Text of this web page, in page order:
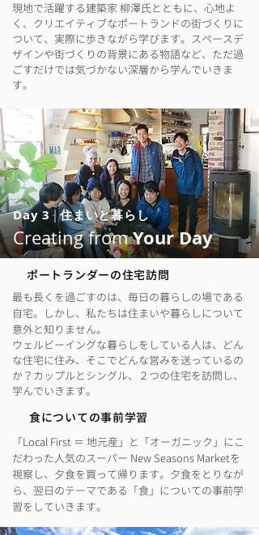
現地で活躍する建築家 柳澤氏とともに、心地よ
く、クリエイティブなポートランドの街づくりに
ついて、実際に歩きながら学びます。スペースデ
ザインや街づくりの背景にある物語など、ただ過
ごすだけでは気づかない深層から学んでいきま
す。
Day 3| 住まいと暮らし
Creating fromYour Day
ポートランダーの住宅訪問
最も長くを過ごすのは、毎日の暮らしの場である
自宅。しかし、私たちは住まいや暮らしについて
意外と知りません。
ウェルビーイングな暮らしをしている人は、どん
な住宅に住み、そこでどんな営みを送っているの
か？カップルとシングル、２つの住宅を訪問し、
学んでいきます。
食についての事前学習
「Local First ＝ 地元産」と「オーガニック」にこ
だわった人気のスーパー New Seasons Marketを
視察し、夕食を買って帰ります。夕食をとりなが
ら、翌日のテーマである「食」についての事前学
習をしていきます。